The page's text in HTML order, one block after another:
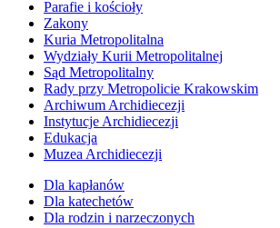
Parafie i kościoły
Zakony
Kuria Metropolitalna
Wydziały Kurii Metropolitalnej
Sąd Metropolitalny
Rady przy Metropolicie Krakowskim
Archiwum Archidiecezji
Instytucje Archidiecezji
Edukacja
Muzea Archidiecezji
Dla kapłanów
Dla katechetów
Dla rodzin i narzeczonych